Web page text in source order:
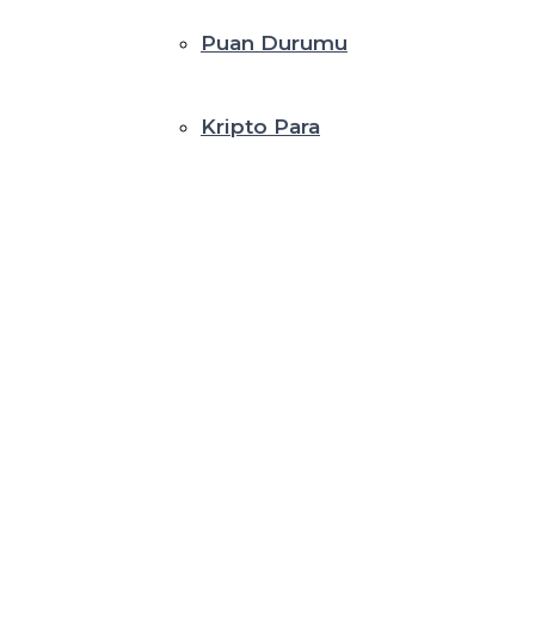
Puan Durumu
Kripto Para